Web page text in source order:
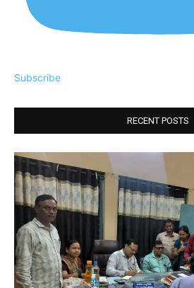
Subscribe
RECENT POSTS